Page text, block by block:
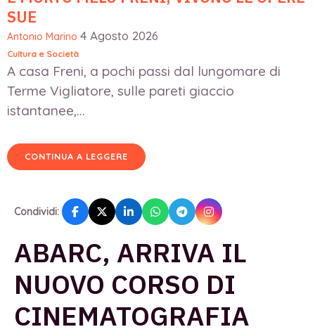
SUE
Antonio Marino 4 Agosto 2026
Cultura e Società
A casa Freni, a pochi passi dal lungomare di
Terme Vigliatore, sulle pareti giaccio
istantanee,...
CONTINUA A LEGGERE
Condividi:
ABARC, ARRIVA IL
NUOVO CORSO DI
CINEMATOGRAFIA